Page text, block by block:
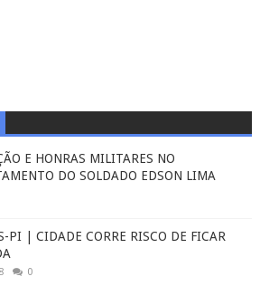
E HONRAS MILITARES NO
DO SOLDADO EDSON LIMA
PI | CIDADE CORRE RISCO DE FICAR
0